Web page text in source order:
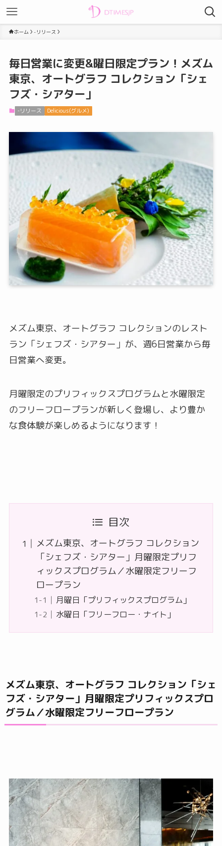
ホーム -リリース
毎日営業に変更&曜日限定プラン！メズム
東京、オートグラフ コレクション「シェ
フズ・シアター」
-リリース Delicious(グルメ)
メズム東京、オートグラフ コレクションのレスト
ラン「シェフズ・シアター」が、週6日営業から毎
日営業へ変更。
月曜限定のプリフィックスプログラムと水曜限定
のフリーフロープランが新しく登場し、より豊か
な食体験が楽しめるようになります！
目次
メズム東京、オートグラフ コレクション
「シェフズ・シアター」月曜限定プリフ
ィックスプログラム／水曜限定フリーフ
ロープラン
月曜日「プリフィックスプログラム」
水曜日「フリーフロー・ナイト」
メズム東京、オートグラフ コレクション「シェ
フズ・シアター」月曜限定プリフィックスプロ
グラム／水曜限定フリーフロープラン